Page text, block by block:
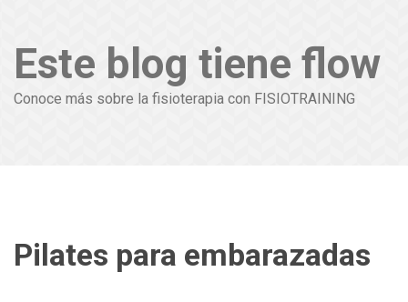
Este blog tiene flow
Conoce más sobre la fisioterapia con FISIOTRAINING
Pilates para embarazadas